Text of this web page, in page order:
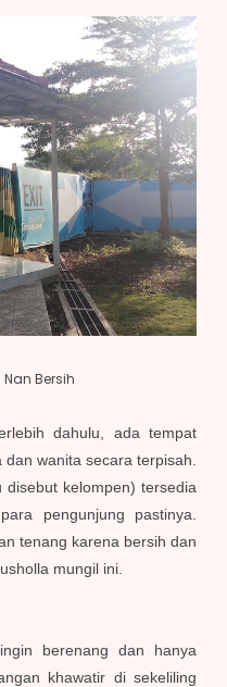
Bersih
dahulu, ada tempat
wanita secara terpisah.
kelompen) tersedia
pengunjung pastinya.
tenang karena bersih dan
mungil ini.
berenang dan hanya
khawatir di sekeliling